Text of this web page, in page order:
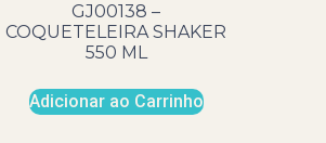
GJ00138 –
COQUETELEIRA SHAKER
550 ML
Adicionar ao Carrinho